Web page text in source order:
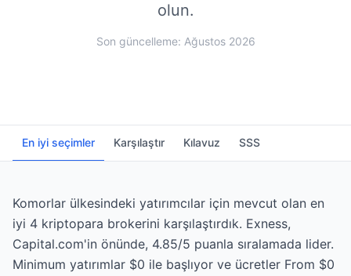
olun.
Son güncelleme: Ağustos 2026
En iyi seçimler Karşılaştır Kılavuz SSS
Komorlar ülkesindeki yatırımcılar için mevcut olan en
iyi 4 kriptopara brokerini karşılaştırdık. Exness,
Capital.com'in önünde, 4.85/5 puanla sıralamada lider.
Minimum yatırımlar $0 ile başlıyor ve ücretler From $0